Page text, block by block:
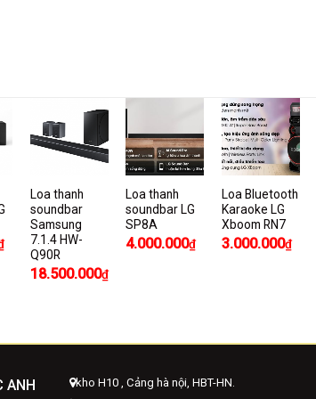
Loa thanh
soundbar
Samsung
7.1.4 HW-
Q90R
18.500.000₫
Loa thanh
soundbar LG
SP8A
4.000.000₫
Loa Bluetooth
Karaoke LG
Xboom RN7
3.000.000₫
ANH
kho H10 , Cảng hà nội, HBT-HN.